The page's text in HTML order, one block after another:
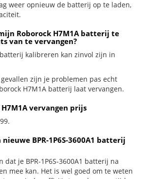
weer opnieuw de batterij op te laden,
Roborock H7M1A batterij te
van te vervangen?
batterij kalibreren kan zinvol zijn in
zijn je problemen pas echt
H7M1A batterij laat vervangen.
vervangen prijs
BPR-1P6S-3600A1 batterij
dat je BPR-1P6S-3600A1 batterij na
mee kan. Het is wel goed om te weten